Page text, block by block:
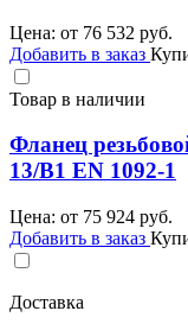
Цена: от 76 532 руб.
Добавить в заказ
Товар в наличии
Фланец
13/B1 EN 1092-1
Цена: от 75 924 руб.
Добавить в заказ
Доставка